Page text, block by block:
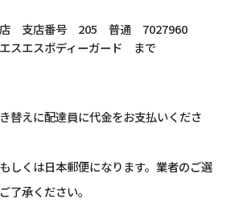
店 支店番号 205 普通 7027960
スエスボディーガード まで
替えに配達員に代金をお支払いくださ
しくは日本郵便になります。業者のご選
了承ください。